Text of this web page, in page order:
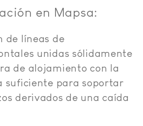
en Mapsa:
de líneas de
unidas sólidamente
de alojamiento con la
suficiente para soportar
derivados de una caída